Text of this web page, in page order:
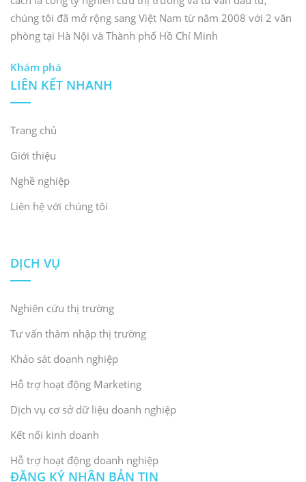
Hồng. Chính phủ Việt
Nam đã tích hợp các
EIP vào các chiến lược
chúng tôi đã mở rộng sang Việt Nam từ năm 2008 với 2 văn
phòng tại Hà Nội và Thành phố Hồ Chí Minh
Khám phá
LIÊN KẾT NHANH
Trang chủ
Giới thiệu
Nghề nghiệp
Liên hệ với chúng tôi
DỊCH VỤ
Nghiên cứu thị trường
Tư vấn thâm nhập thị trường
Khảo sát doanh nghiệp
Hỗ trợ hoạt động Marketing
Dịch vụ cơ sở dữ liệu doanh nghiệp
Kết nối kinh doanh
Hỗ trợ hoạt động doanh nghiệp
ĐĂNG KÝ NHẬN BẢN TIN